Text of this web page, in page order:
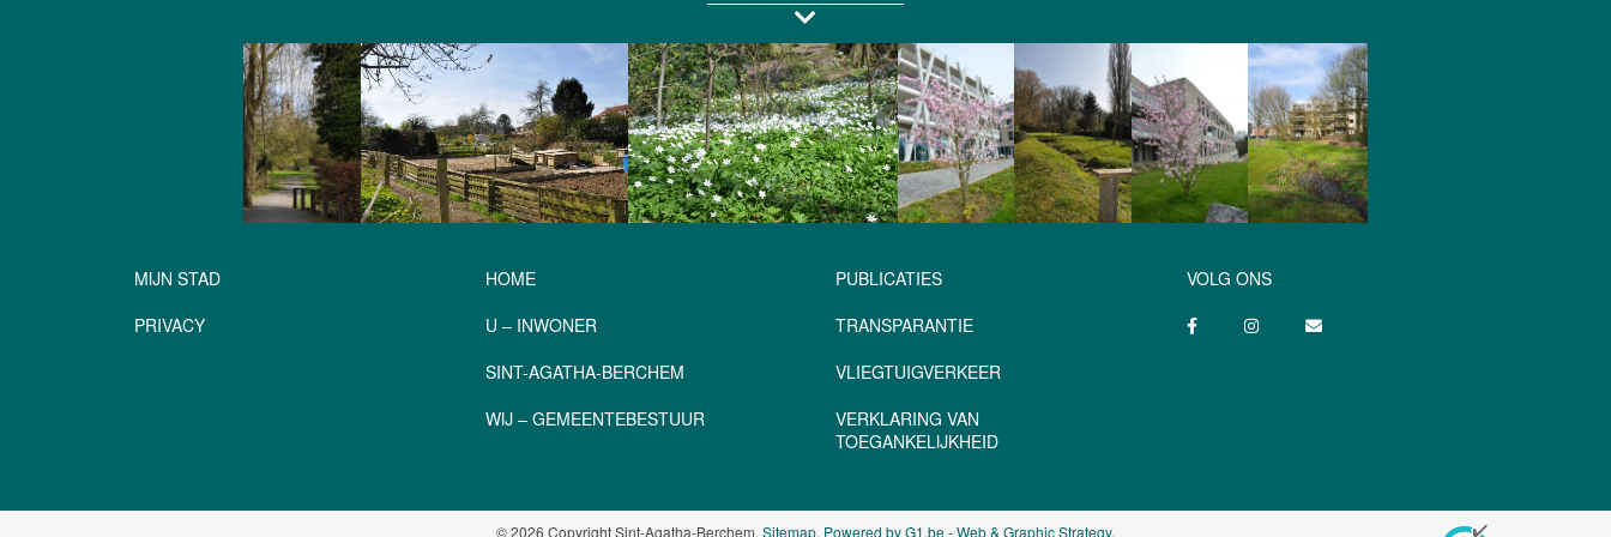
MIJN STAD
PRIVACY
HOME
U – INWONER
SINT-AGATHA-BERCHEM
WIJ – GEMEENTEBESTUUR
PUBLICATIES
TRANSPARANTIE
VLIEGTUIGVERKEER
VERKLARING VAN
TOEGANKELIJKHEID
VOLG ONS
© 2026 Copyright Sint-Agatha-Berchem. Sitemap. Powered by G1.be - Web & Graphic Strategy.